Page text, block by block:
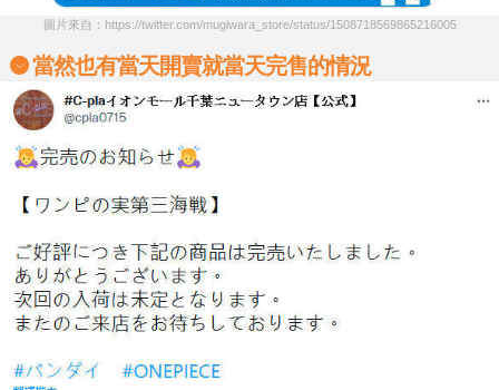
圖片來自：https://twitter.com/mugiwara_store/status/1508718569865216005
當然也有當天開賣就當天完售的情況